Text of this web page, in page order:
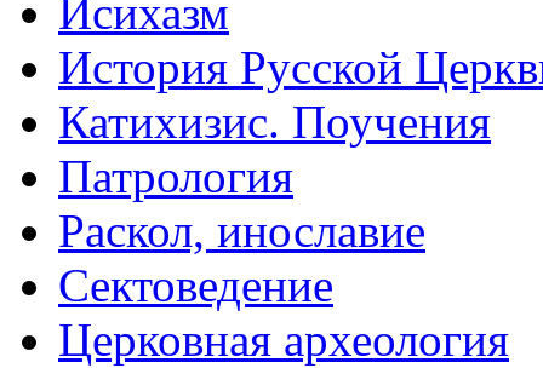
Исихазм
История Русской
Катихизис. Поучения
Патрология
Раскол, инославие
Сектоведение
Церковная археология